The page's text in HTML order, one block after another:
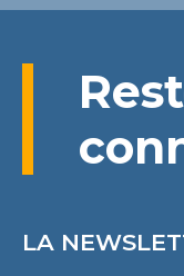
LA